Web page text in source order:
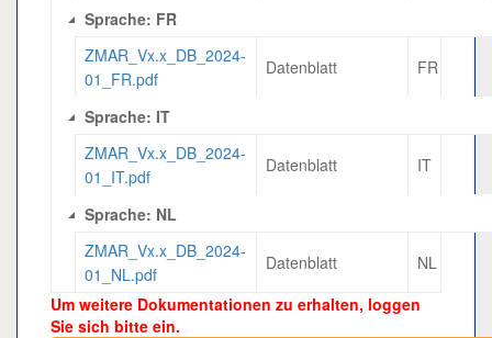
Sprache: FR
ZMAR_Vx.x_DB_2024-
01_FR.pdf
Datenblatt FR
Sprache: IT
ZMAR_Vx.x_DB_2024-
01_IT.pdf
Datenblatt IT
Sprache: NL
ZMAR_Vx.x_DB_2024-
01_NL.pdf
Datenblatt
NL
Um weitere Dokumentationen zu erhalten, loggen
Sie sich bitte ein.